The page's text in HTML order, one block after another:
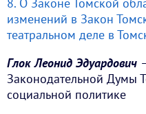
изменений в Закон
театральном деле в
Глок Леонид Эдуардович
Законодательной Думы
социальной политике